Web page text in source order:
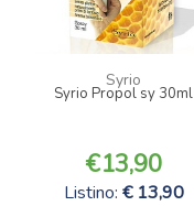
Syrio
Syrio Propol sy 30ml
13,90
Listino: 13,90